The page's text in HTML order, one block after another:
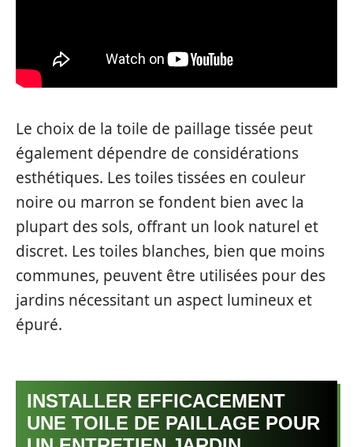
Le choix de la toile de paillage tissée peut
également dépendre de considérations
esthétiques. Les toiles tissées en couleur
noire ou marron se fondent bien avec la
plupart des sols, offrant un look naturel et
discret. Les toiles blanches, bien que moins
communes, peuvent être utilisées pour des
jardins nécessitant un aspect lumineux et
épuré.
INSTALLER EFFICACEMENT
UNE TOILE DE PAILLAGE POUR